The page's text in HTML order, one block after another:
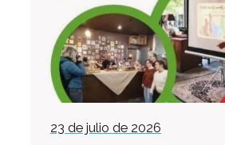
23 de julio de 2026